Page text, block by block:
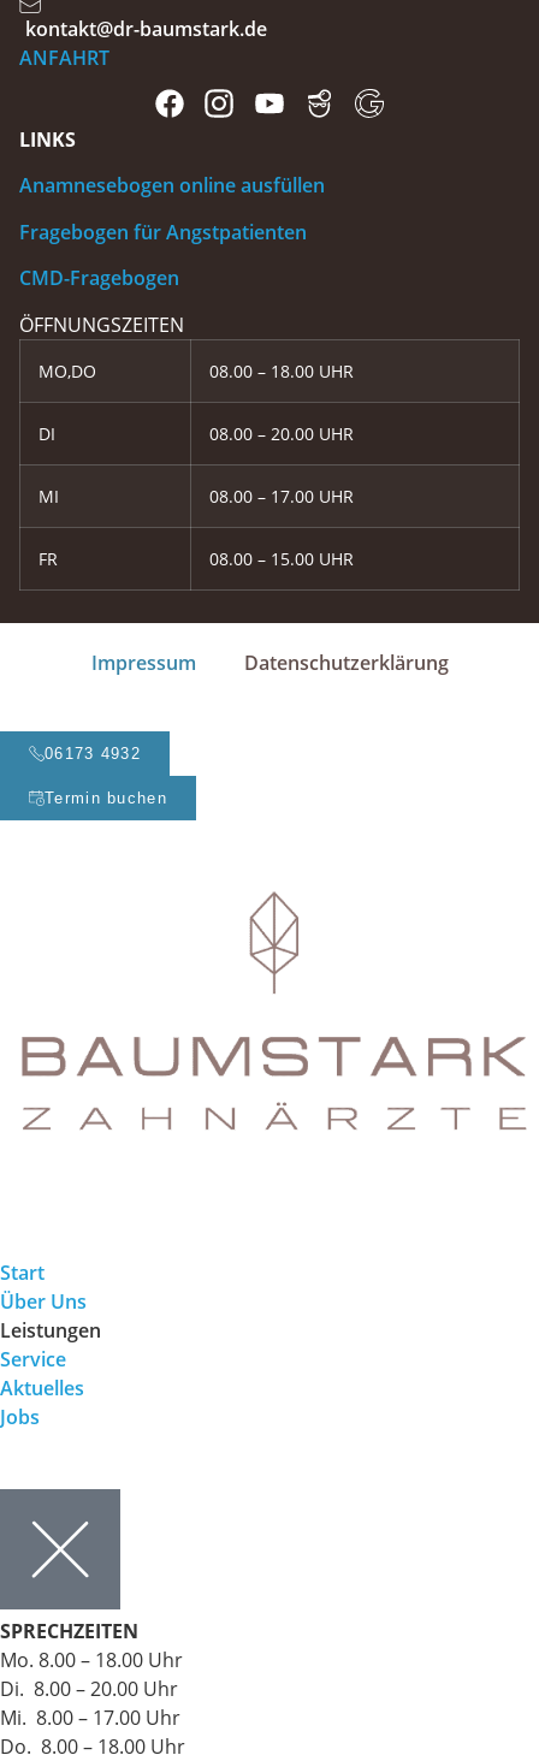
kontakt@dr-baumstark.de
ANFAHRT
LINKS
Anamnesebogen online ausfüllen
Fragebogen für Angstpatienten
CMD-Fragebogen
ÖFFNUNGSZEITEN
MO,DO 08.00 – 18.00 UHR
DI 08.00 – 20.00 UHR
MI 08.00 – 17.00 UHR
FR 08.00 – 15.00 UHR
Impressum Datenschutzerklärung
06173 4932
Termin buchen
Start
Über Uns
Leistungen
Service
Aktuelles
Jobs
SPRECHZEITEN
Mo. 8.00 – 18.00 Uhr
Di. 8.00 – 20.00 Uhr
Mi. 8.00 – 17.00 Uhr
Do. 8.00 – 18.00 Uhr